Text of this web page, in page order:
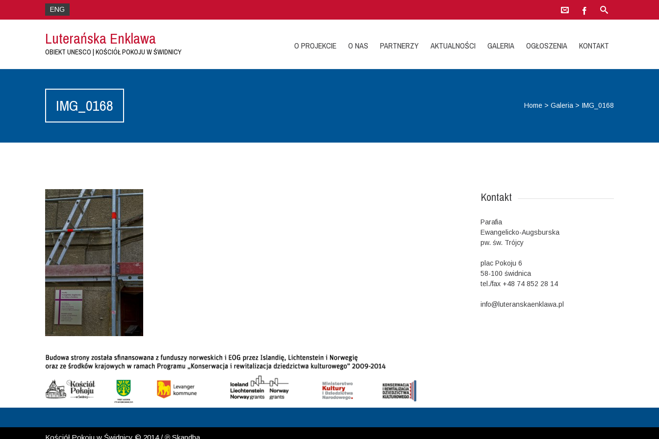
ENG
Luterańska Enklawa
OBIEKT UNESCO | KOŚCIÓŁ POKOJU W ŚWIDNICY
O PROJEKCIE O NAS PARTNERZY AKTUALNOŚCI GALERIA OGŁOSZENIA KONTAKT
IMG_0168 Home >Galeria > IMG_0168
Kontakt
Parafia
Ewangelicko-Augsburska
pw. św. Trójcy
plac Pokoju 6
58-100 świdnica
tel./fax +48 74 852 28 14
info@luteranskaenklawa.pl
Kościół Pokoju w Świdnicy © 2014 / ℗ Skandha